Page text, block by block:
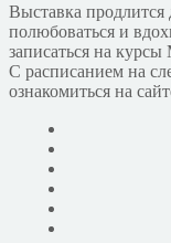
Выставка
полюбоваться и
записаться на
С расписанием на
ознакомиться на